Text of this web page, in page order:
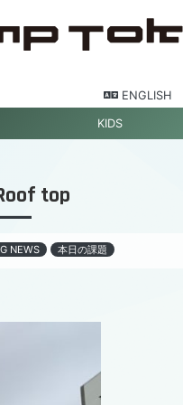
ENGLISH
KIDS
top
NEWS 本日の課題